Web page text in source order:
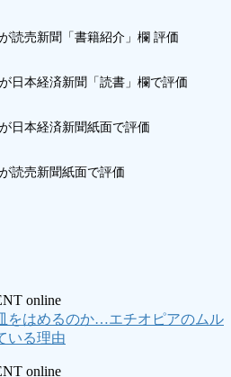
読売新聞「書籍紹介」欄 評価
日本経済新聞「読書」欄で評価
日本経済新聞紙面で評価
読売新聞紙面で評価
online
をはめるのか…エチオピアのムル
いる理由
online